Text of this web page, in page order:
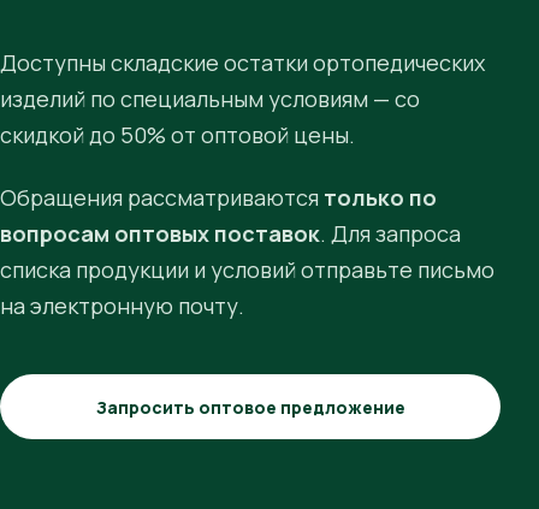
Доступны складские остатки ортопедических
изделий по специальным условиям — со
скидкой до 50% от оптовой цены.
Обращения рассматриваются только по
вопросам оптовых поставок. Для запроса
списка продукции и условий отправьте письмо
на электронную почту.
Запросить оптовое предложение